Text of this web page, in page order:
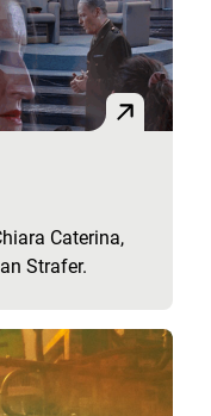
Caterina,
Strafer.